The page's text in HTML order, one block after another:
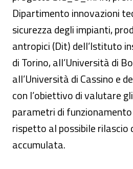
Dipartimento innovazioni
sicurezza degli impianti,
antropici (Dit) dell’Istituto
di Torino, all’Università di
all’Università di Cassino e
con l’obiettivo di valutare
parametri di
rispetto al possibile rilascio
accumulata.